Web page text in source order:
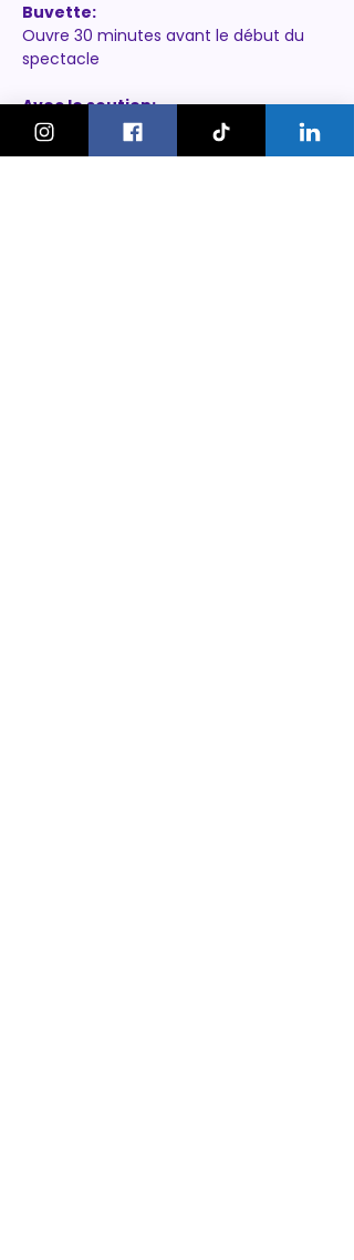
Buvette:
Ouvre 30 minutes avant le début du
spectacle
Avec le soutien:
des SIG